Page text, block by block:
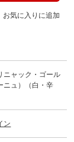
お気に入りに追加
ニャック・ゴール
ニュ）（白・辛
ン